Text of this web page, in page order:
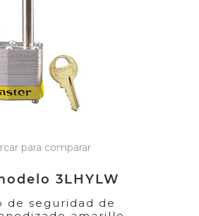
para comparar
3LHYLW
de seguridad de